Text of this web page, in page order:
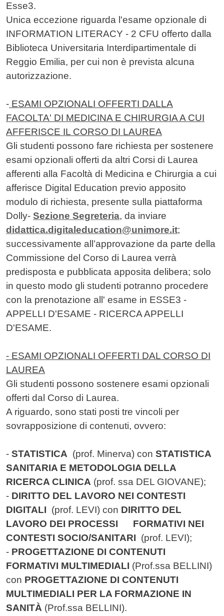
Esse3.
Unica eccezione riguarda l'esame opzionale di
INFORMATION LITERACY - 2 CFU offerto dalla
Biblioteca Universitaria Interdipartimentale di
Reggio Emilia, per cui non è prevista alcuna
autorizzazione.
- ESAMI OPZIONALI OFFERTI DALLA
FACOLTA' DI MEDICINA E CHIRURGIA A CUI
AFFERISCE IL CORSO DI LAUREA
Gli studenti possono fare richiesta per sostenere
esami opzionali offerti da altri Corsi di Laurea
afferenti alla Facoltà di Medicina e Chirurgia a cui
afferisce Digital Education previo apposito
modulo di richiesta, presente sulla piattaforma
Dolly- Sezione Segreteria, da inviare
didattica.digitaleducation@unimore.it;
successivamente all’approvazione da parte della
Commissione del Corso di Laurea verrà
predisposta e pubblicata apposita delibera; solo
in questo modo gli studenti potranno procedere
con la prenotazione all' esame in ESSE3 -
APPELLI D'ESAME - RICERCA APPELLI
D'ESAME.
- ESAMI OPZIONALI OFFERTI DAL CORSO DI
LAUREA
Gli studenti possono sostenere esami opzionali
offerti dal Corso di Laurea.
A riguardo, sono stati posti tre vincoli per
sovrapposizione di contenuti, ovvero:
- STATISTICA (prof. Minerva) con STATISTICA
SANITARIA E METODOLOGIA DELLA
RICERCA CLINICA (prof. ssa DEL GIOVANE);
- DIRITTO DEL LAVORO NEI CONTESTI
DIGITALI (prof. LEVI) con DIRITTO DEL
LAVORO DEI PROCESSI FORMATIVI NEI
CONTESTI SOCIO/SANITARI (prof. LEVI);
- PROGETTAZIONE DI CONTENUTI
FORMATIVI MULTIMEDIALI (Prof.ssa BELLINI)
con PROGETTAZIONE DI CONTENUTI
MULTIMEDIALI PER LA FORMAZIONE IN
SANITÀ (Prof.ssa BELLINI).